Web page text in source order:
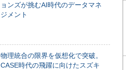
ョンズが挑むAI時代のデータマネ
ジメント
物理統合の限界を仮想化で突破。
CASE時代の飛躍に向けたスズキ